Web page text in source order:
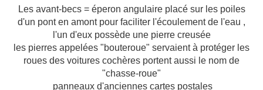
Les avant-becs = éperon angulaire placé sur les poiles
d'un pont en amont pour faciliter l'écoulement de l'eau ,
l'un d'eux possède une pierre creusée
les pierres appelées "bouteroue" servaient à protéger les
roues des voitures cochères portent aussi le nom de
"chasse-roue"
panneaux d'anciennes cartes postales